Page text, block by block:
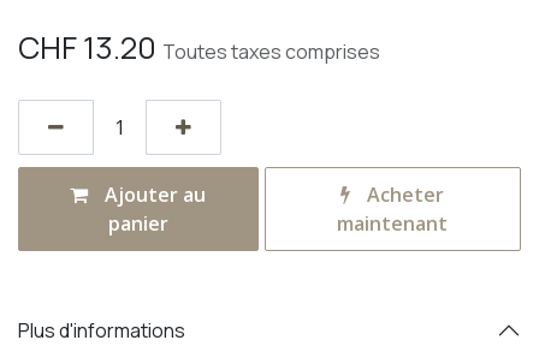
CHF13.20 Toutes taxes comprises
Ajouter au
panier
Acheter
maintenant
Plus d'informations